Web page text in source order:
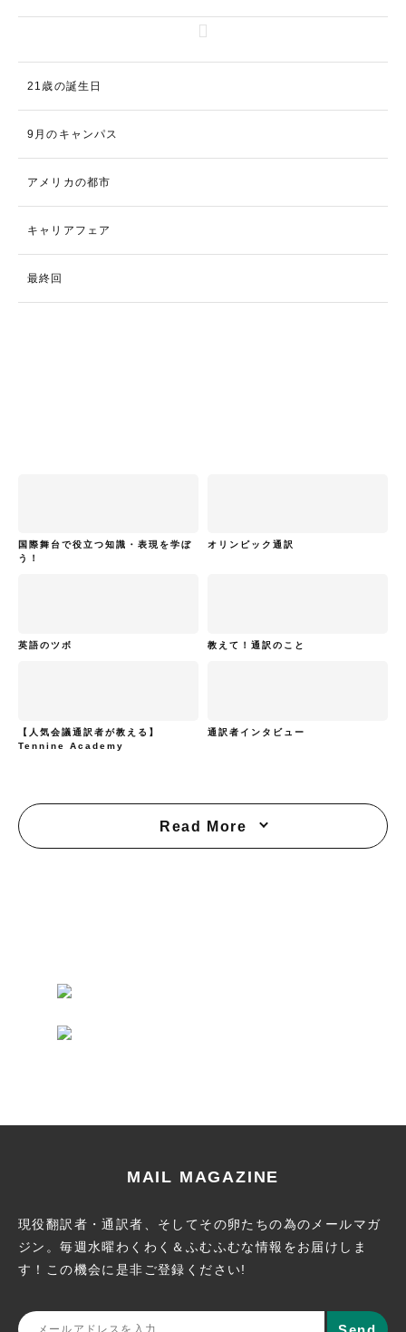
21歳の誕生日
9月のキャンパス
アメリカの都市
キャリアフェア
最終回
国際舞台で役立つ知識・表現を学ぼ
う！
オリンピック通訳
英語のツボ 教えて！通訳のこと
【人気会議通訳者が教える】
Tennine Academy
通訳者インタビュー
Read More
MAIL MAGAZINE
現役翻訳者・通訳者、そしてその卵たちの為のメールマガ
ジン。毎週水曜わくわく＆ふむふむな情報をお届けしま
す！この機会に 是非ご登録ください!